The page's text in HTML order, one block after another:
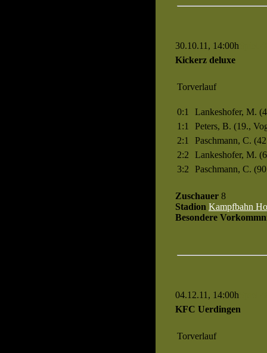
30.10.11, 14:00h
Kickerz deluxe
Torverlauf
0:1
Lankeshofer, M.
1:1
Peters, B. (19.,
2:1
Paschmann, C.
2:2
Lankeshofer, M.
3:2
Paschmann, C.
Zuschauer 8
Stadion Kampfbahn
Besondere
04.12.11, 14:00h
KFC Uerdingen
Torverlauf